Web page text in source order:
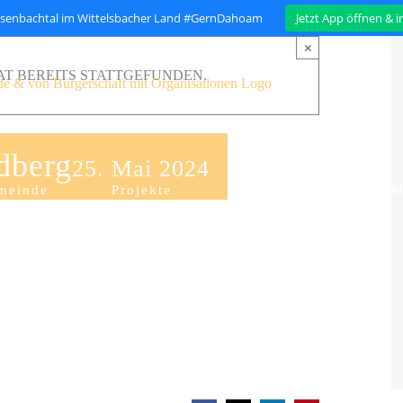
im Wittelsbacher Land #GernDahoam Jetzt App öffnen &
Projekte
BEREITS STATTGEFUNDEN.
×
25. Mai 2024